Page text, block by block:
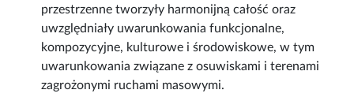
przestrzenne tworzyły harmonijną całość oraz
uwzględniały uwarunkowania funkcjonalne,
kompozycyjne, kulturowe i środowiskowe, w tym
uwarunkowania związane z osuwiskami i terenami
zagrożonymi ruchami masowymi.